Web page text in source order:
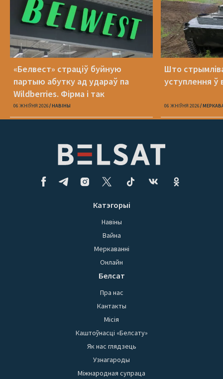
«Белвест» страціў буйную
партыю абутку ад удараў па
Wildberries. Фірма і так
банкрутавала
06 ЖНІЎНЯ 2026 НАВІНЫ
Што
уступлення ў
06 ЖНІЎНЯ 2026
Катэгорыі
Навіны
Вайна
Меркаванні
Онлайн
Белсат
Пра нас
Кантакты
Місія
Каштоўнасці «Белсату»
Як нас глядзець
Узнагароды
Міжнародная супраца